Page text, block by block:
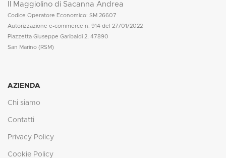
Il Maggiolino di Sacanna Andrea
Codice Operatore Economico: SM 26607
Autorizzazione e-commerce n. 914 del 27/01/2022
Piazzetta Giuseppe Garibaldi 2, 47890
San Marino (RSM)
AZIENDA
Chi siamo
Contatti
Privacy Policy
Cookie Policy